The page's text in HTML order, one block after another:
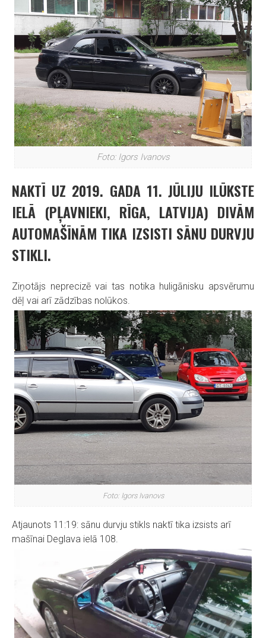
Foto: Igors Ivanovs
NAKTĪ UZ 2019. GADA 11. JŪLIJU ILŪKSTE
IELĀ (PĻAVNIEKI, RĪGA, LATVIJA) DIVĀM
AUTOMAŠĪNĀM TIKA IZSISTI SĀNU DURVJU
STIKLI.
Ziņotājs neprecizē vai tas notika huligānisku apsvērumu
dēļ vai arī zādzības nolūkos.
Foto: Igors Ivanovs
Atjaunots 11:19: sānu durvju stikls naktī tika izsists arī
mašīnai Deglava ielā 108.